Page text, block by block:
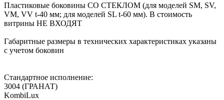
Пластиковые боковины СО СТЕКЛОМ (для моделей SM, SV,
VM, VV t-40 мм; для моделей SL t-60 мм). В стоимость
витрины НЕ ВХОДЯТ
Габаритные размеры в технических характеристиках указаны
с учетом боковин
Стандартное исполнение:
3004 (ГРАНАТ)
KombiLux